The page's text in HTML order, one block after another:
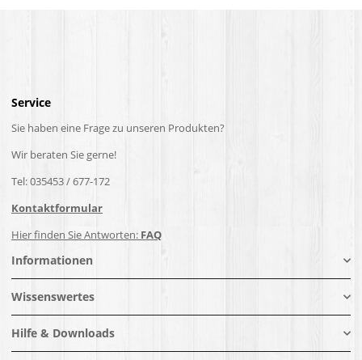
Service
Sie haben eine Frage zu unseren Produkten?
Wir beraten Sie gerne!
Tel: 035453 / 677-172
Kontaktformular
Hier finden Sie Antworten: FAQ
Informationen
Wissenswertes
Hilfe & Downloads